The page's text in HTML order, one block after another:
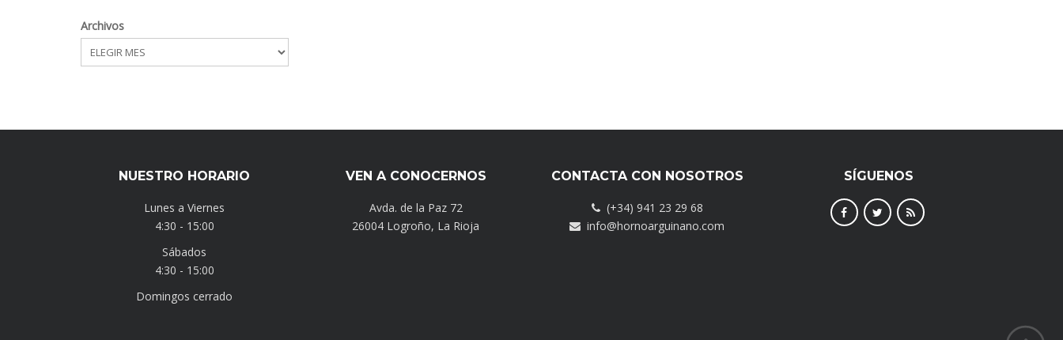
Archivos
NUESTRO HORARIO
Lunes a Viernes
4:30 - 15:00
Sábados
4:30 - 15:00
Domingos cerrado
VEN A CONOCERNOS
Avda. de la Paz 72
26004 Logroño, La Rioja
CONTACTA CON NOSOTROS
(+34) 941 23 29 68
info@hornoarguinano.com
SÍGUENOS